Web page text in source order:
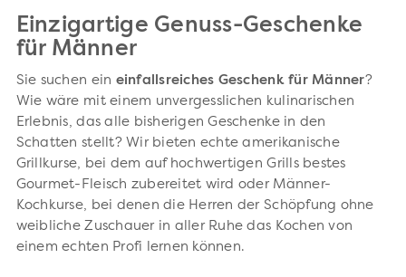
Einzigartige Genuss-Geschenke
für Männer
Sie suchen ein einfallsreiches Geschenk für Männer?
Wie wäre mit einem unvergesslichen kulinarischen
Erlebnis, das alle bisherigen Geschenke in den
Schatten stellt? Wir bieten echte amerikanische
Grillkurse, bei dem auf hochwertigen Grills bestes
Gourmet-Fleisch zubereitet wird oder Männer-
Kochkurse, bei denen die Herren der Schöpfung ohne
weibliche Zuschauer in aller Ruhe das Kochen von
einem echten Profi lernen können.